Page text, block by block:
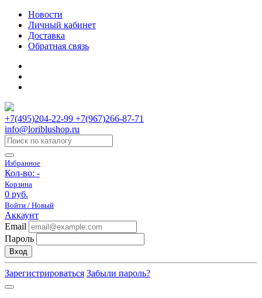
Новости
Личный кабинет
Доставка
Обратная связь
+7(495)204-22-99 +7(967)266-87-71
info@loriblushop.ru
Избранное
Кол-во: -
Корзина
0 руб.
Войти / Новый
Аккаунт
Email
Пароль
Вход
Зарегистрироваться Забыли пароль?